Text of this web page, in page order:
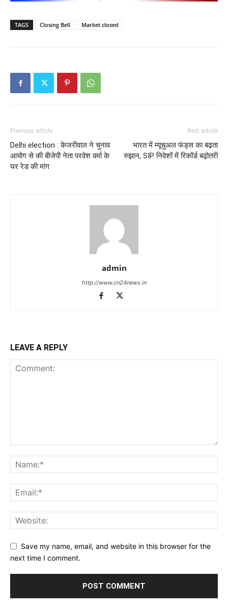
TAGS Closing Bell Market closed
Previous article
Delhi election : केजरीवाल ने चुनाव
आयोग से की बीजेपी नेता परवेश वर्मा के
घर रेड की मांग
Next article
भारत में म्यूचुअल फंड्स का बढ़ता
रुझान, SIP निवेशों में रिकॉर्ड बढ़ोतरी
admin
http://www.cn24news.in
LEAVE A REPLY
Save my name, email, and website in this browser for the
next time I comment.